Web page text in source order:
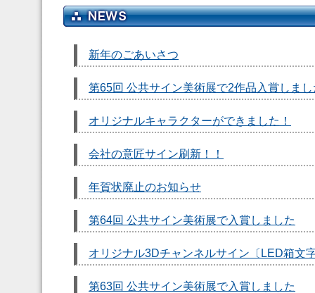
新年のごあいさつ
第65回 公共サイン美術展で2作品入賞しまし
オリジナルキャラクターができました！
会社の意匠サイン刷新！！
年賀状廃止のお知らせ
第64回 公共サイン美術展で入賞しました
オリジナル3Dチャンネルサイン〔LED箱文
第63回 公共サイン美術展で入賞しました